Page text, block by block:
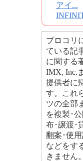
アイ...
ブロコリ
ている記
に関する
IMX, Inc.
提供者に
す。これ
ツの全部
を複製･
布･譲渡･
翻案･使
などをす
きません。